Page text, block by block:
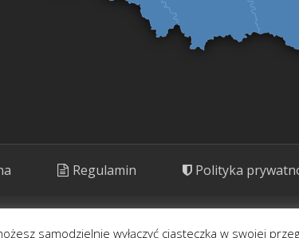
Regulamin Polityka
Prezentujemy rośliny o potencjale kulinarnym,
samodzielnie wyłączyć ciasteczka w swojej